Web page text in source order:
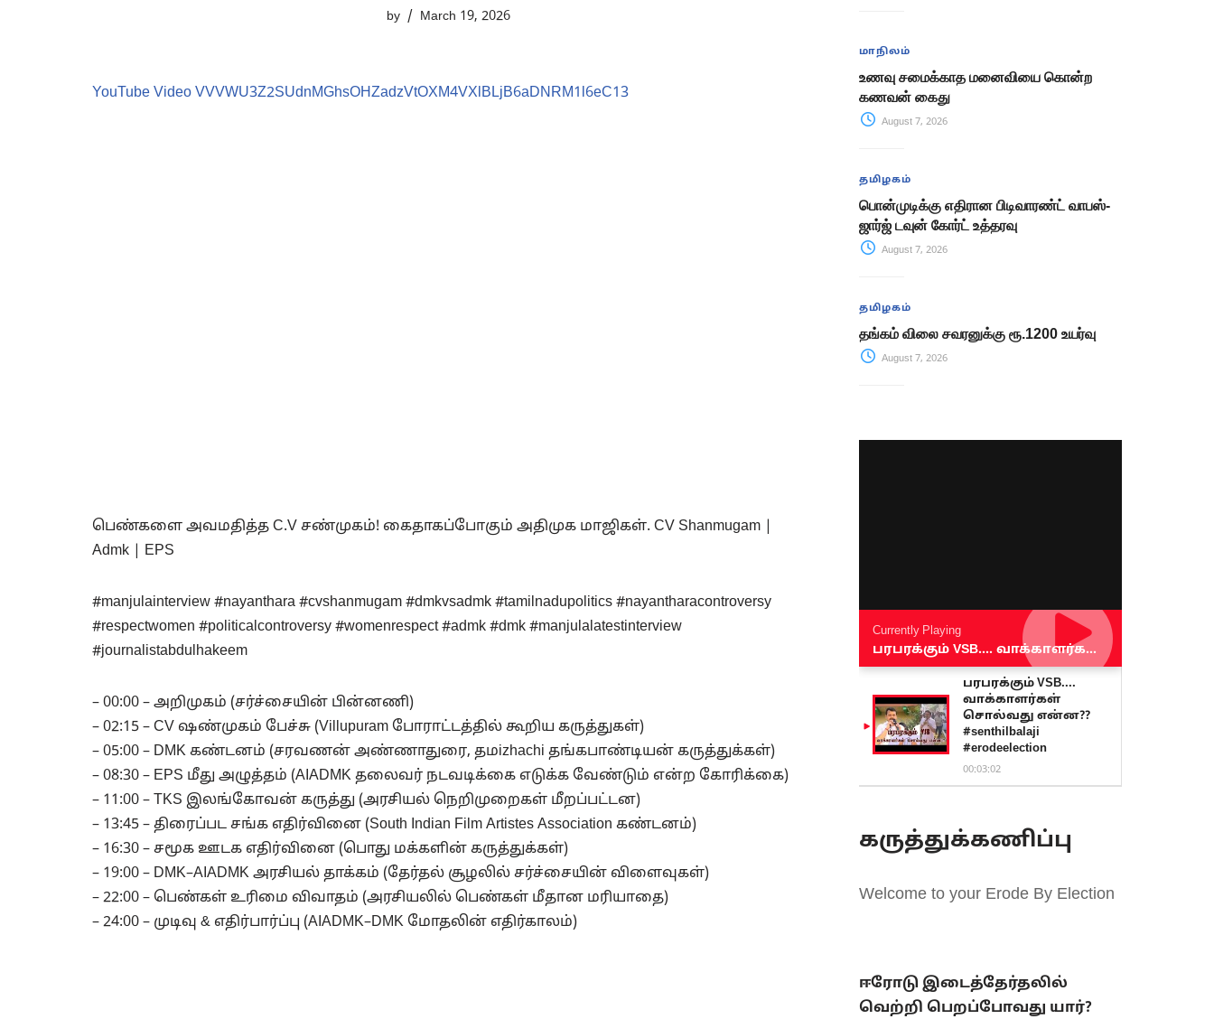
by March 19, 2026
YouTube Video VVVWU3Z2SUdnMGhsOHZadzVtOXM4VXlBLjB6aDNRM1l6eC13
பெண்களை அவமதித்த C.V சண்முகம்! கைதாகப்போகும் அதிமுக மாஜிகள். CV Shanmugam |
Admk | EPS
#manjulainterview #nayanthara #cvshanmugam #dmkvsadmk #tamilnadupolitics #nayantharacontroversy
#respectwomen #politicalcontroversy #womenrespect #admk #dmk #manjulalatestinterview
#journalistabdulhakeem
– 00:00 – அறிமுகம் (சர்ச்சையின் பின்னணி)
– 02:15 – CV ஷண்முகம் பேச்சு (Villupuram போராட்டத்தில் கூறிய கருத்துகள்)
– 05:00 – DMK கண்டனம் (சரவணன் அண்ணாதுரை, தமizhachi தங்கபாண்டியன் கருத்துக்கள்)
– 08:30 – EPS மீது அழுத்தம் (AIADMK தலைவர் நடவடிக்கை எடுக்க வேண்டும் என்ற கோரிக்கை)
– 11:00 – TKS இலங்கோவன் கருத்து (அரசியல் நெறிமுறைகள் மீறப்பட்டன)
– 13:45 – திரைப்பட சங்க எதிர்வினை (South Indian Film Artistes Association கண்டனம்)
– 16:30 – சமூக ஊடக எதிர்வினை (பொது மக்களின் கருத்துக்கள்)
– 19:00 – DMK–AIADMK அரசியல் தாக்கம் (தேர்தல் சூழலில் சர்ச்சையின் விளைவுகள்)
– 22:00 – பெண்கள் உரிமை விவாதம் (அரசியலில் பெண்கள் மீதான மரியாதை)
– 24:00 – முடிவு & எதிர்பார்ப்பு (AIADMK–DMK மோதலின் எதிர்காலம்)
மாநிலம்
உணவு சமைக்காத மனைவியை கொன்ற
கணவன் கைது
August 7, 2026
தமிழகம்
பொன்முடிக்கு எதிரான பிடிவாரண்ட் வாபஸ்-
ஜார்ஜ் டவுன் கோர்ட் உத்தரவு
August 7, 2026
தமிழகம்
தங்கம் விலை சவரனுக்கு ரூ.1200 உயர்வு
August 7, 2026
Currently Playing
பரபரக்கும் VSB.... வாக்காளர்கள் சொல்வது என்ன?? #senthilbalaji #erodeelection
பரபரக்கும் VSB....
வாக்காளர்கள்
சொல்வது என்ன??
#senthilbalaji
#erodeelection
00:03:02
கருத்துக்கணிப்பு
Welcome to your Erode By Election
ஈரோடு இடைத்தேர்தலில்
வெற்றி பெறப்போவது யார்?